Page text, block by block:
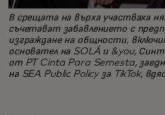
В срещата на върха участваха
съчетават забавлението с
изграждане на общности,
основател на SOLÁ и &you,
от PT Cinta Para Semesta,
на SEA Public Policy за TikTok,